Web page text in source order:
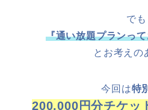
でも
『通い放題プランっ
とお考えの
今回は特
200,000円分チケッ